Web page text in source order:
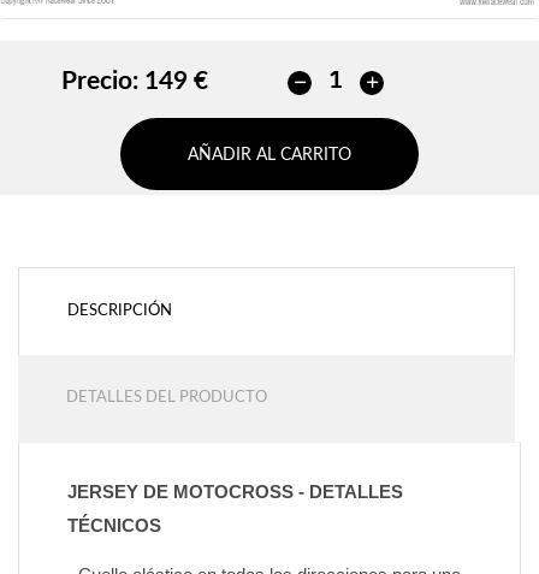
Precio: 149 €
AÑADIR AL CARRITO
DESCRIPCIÓN
DETALLES DEL PRODUCTO
JERSEY DE MOTOCROSS - DETALLES
TÉCNICOS